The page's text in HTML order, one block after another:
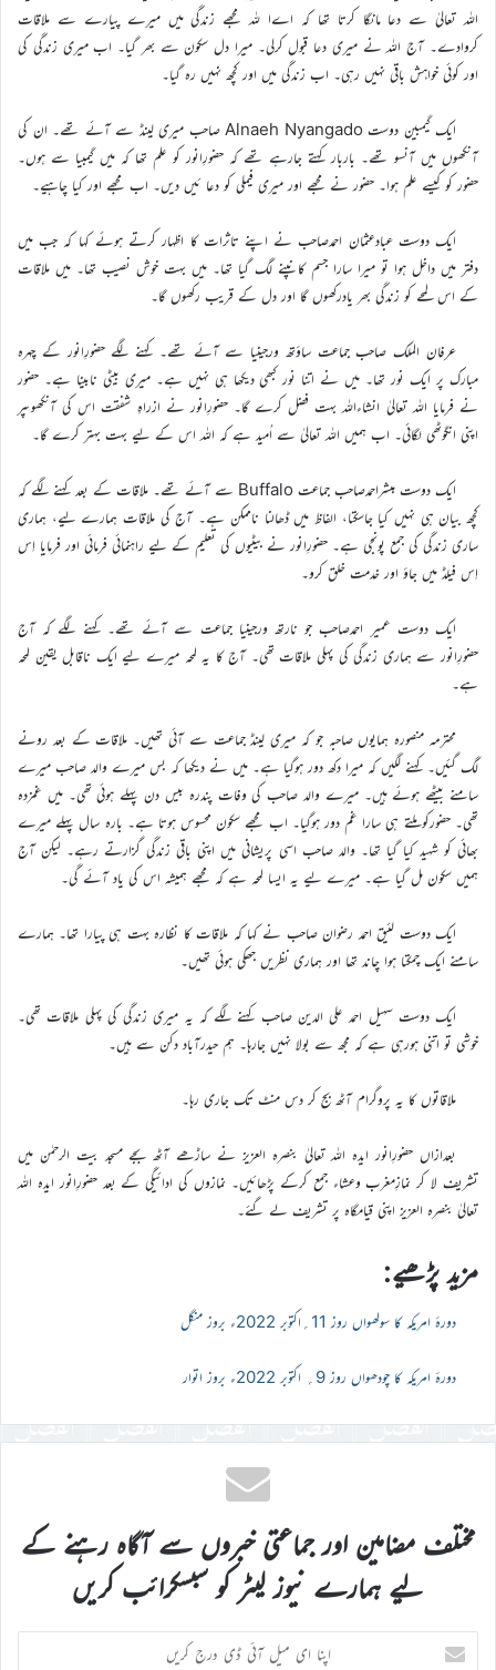
اللہ تعالیٰ سے دعا مانگا کرتا تھا کہ اےا للہ مجھے زندگی میں میرے پیارے سے ملاقات
کروادے۔ آج اللہ نے میری دعا قبول کرلی۔ میرا دل سکون سے بھر گیا۔ اب میری زندگی کی
اور کوئی خواہش باقی نہیں رہی۔ اب زندگی میں اور کچھ نہیں رہ گیا۔
ایک گیمبین دوست Alnaeh Nyangado صاحب میری لینڈ سے آئے تھے۔ ان کی
آنکھوں میں آنسو تھے۔ باربار کہتے جارہے تھے کہ حضورِانور کو علم تھا کہ میں گیمبیا سے ہوں۔
حضور کو کیسے علم ہوا۔ حضور نے مجھے اور میری فیملی کو دعا ئیں دیں۔ اب مجھے اور کیا چاہیے۔
ایک دوست عبادعثمان احمدصاحب نے اپنے تاثرات کا اظہار کرتے ہوئے کہا کہ جب میں
دفتر میں داخل ہوا تو میرا سارا جسم کانپنے لگ گیا تھا۔ میں بہت خوش نصیب تھا۔ میں ملاقات
کے اس لمحے کو زندگی بھر یادرکھوں گا اور دل کے قریب رکھوں گا۔
عرفان الملک صاحب جماعت ساؤتھ ورجینیا سے آئے تھے۔ کہنے لگے حضورِانور کے چہرہ
مبارک پر ایک نور تھا۔ میں نے اتنا نور کبھی دیکھا ہی نہیں ہے۔ میری بیٹی نابینا ہے۔ حضور
نے فرمایا اللہ تعالیٰ انشاءاللہ بہت فضل کرے گا۔ حضورِانور نے ازراہِ شفقت اس کی آنکھوںپر
اپنی انگوٹھی لگائی۔ اب ہمیں اللہ تعالیٰ سے اُمید ہے کہ اللہ اس کے لیے بہت بہتر کرے گا۔
ایک دوست مبشراحمدصاحب جماعت Buffalo سے آئے تھے۔ ملاقات کے بعد کہنے لگے کہ
کچھ بیان ہی نہیں کیا جاسکتا، الفاظ میں ڈھالنا ناممکن ہے۔ آج کی ملاقات ہمارے لیے، ہماری
ساری زندگی کی جمع پونجی ہے۔ حضورِانور نے بیٹیوں کی تعلیم کے لیے راہنمائی فرمائی اور فرمایا اِس
اِس فیلڈ میں جاؤ اور خدمت خلق کرو۔
ایک دوست عمیر احمدصاحب جو نارتھ ورجینیا جماعت سے آئے تھے۔ کہنے لگے کہ آج
حضورِانور سے ہماری زندگی کی پہلی ملاقات تھی۔ آج کا یہ لمحہ میرے لیے ایک ناقابل یقین لمحہ
ہے۔
محترمہ منصورہ ہمایوں صاحبہ جو کہ میری لینڈ جماعت سے آئی تھیں۔ ملاقات کے بعد رونے
لگ گئیں۔ کہنے لگیں کہ میرا دکھ دور ہوگیا ہے۔ میں نے دیکھا کہ بس میرے والد صاحب میرے
سامنے بیٹھے ہوئے ہیں۔ میرے والد صاحب کی وفات پندرہ بیس دن پہلے ہوئی تھی۔ میں غمزدہ
تھی۔ حضورکو ملتے ہی سارا غم دور ہوگیا۔ اب مجھے سکون محسوس ہوتا ہے۔ بارہ سال پہلے میرے
بھائی کو شہید کیا گیا تھا۔ والد صاحب اسی پریشانی میں اپنی باقی زندگی گزارتے رہے۔ لیکن آج
ہمیں سکون مل گیا ہے۔ میرے لیے یہ ایسا لمحہ ہے کہ مجھے ہمیشہ اس کی یاد آئے گی۔
ایک دوست لئیق احمد رضوان صاحب نے کہا کہ ملاقات کا نظارہ بہت ہی پیارا تھا۔ ہمارے
سامنے ایک چمکتا ہوا چاند تھا اور ہماری نظریں جھکی ہوئی تھیں۔
ایک دوست سہیل احمد علی الدین صاحب کہنے لگے کہ یہ میری زندگی کی پہلی ملاقات تھی۔
خوشی تو اتنی ہورہی ہے کہ مجھ سے بولا نہیں جارہا۔ ہم حیدرآباد دکن سے ہیں۔
ملاقاتوں کا یہ پروگرام آٹھ بج کر دس منٹ تک جاری رہا۔
بعدازاں حضورِانور ایدہ اللہ تعالیٰ بنصرہ العزیز نے ساڑھے آٹھ بجے مسجد بیت الرحمٰن میں
تشریف لا کر نمازِمغرب وعشاء جمع کرکے پڑھائیں۔ نمازوں کی ادائیگی کے بعد حضورِانور ایدہ اللہ
تعالیٰ بنصرہ العزیز اپنی قیامگاہ پر تشریف لے گئے۔
مزید پڑھیے:
دورۂ امریکہ کا سولھواں روز 11؍اکتوبر 2022ء بروز منگل
دورۂ امریکہ کا چودھواں روز 9؍ اکتوبر 2022ء بروز اتوار
مختلف مضامین اور جماعتی خبروں سے آگاہ رہنے کے
لیے ہمارے نیوز لیٹر کو سبسکرائب کریں
اپنا
ای